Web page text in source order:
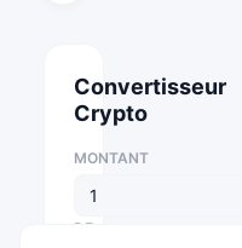
Convertisseur
Crypto
MONTANT
DE